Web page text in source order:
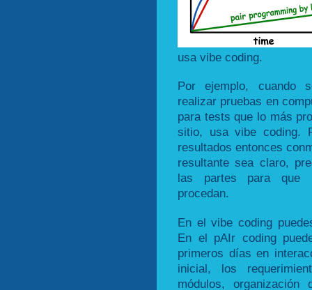
usa vibe coding.
Por ejemplo, cuando
realizar pruebas en
para tests que lo más
sitio, usa vibe coding.
resultados entonces
resultante sea claro,
las partes para que
procedan.
En el vibe coding
En el pAIr coding
primeros días en
inicial, los
módulos, organización